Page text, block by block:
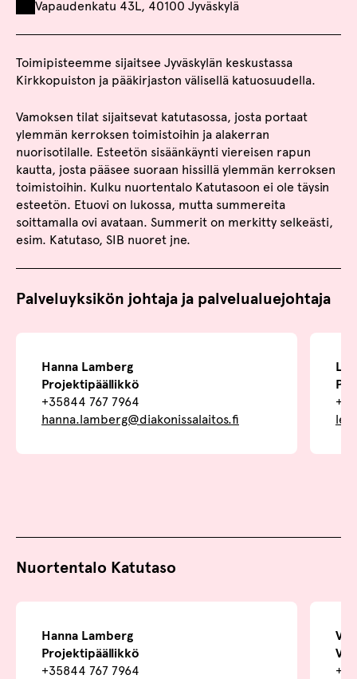
Vapaudenkatu 43L, 40100 Jyväskylä
Toimipisteemme sijaitsee Jyväskylän keskustassa
Kirkkopuiston ja pääkirjaston välisellä katuosuudella.
Vamoksen tilat sijaitsevat katutasossa, josta portaat
ylemmän kerroksen toimistoihin ja alakerran
nuorisotilalle. Esteetön sisäänkäynti viereisen rapun
kautta, josta pääsee suoraan hissillä ylemmän kerroksen
toimistoihin. Kulku nuortentalo Katutasoon ei ole täysin
esteetön. Etuovi on lukossa, mutta summereita
soittamalla ovi avataan. Summerit on merkitty selkeästi,
esim. Katutaso, SIB nuoret jne.
Palveluyksikön johtaja ja palvelualuejohtaja
Hanna Lamberg
Projektipäällikkö
+35844 767 7964
hanna.lamberg@diakonissalaitos.fi
Nuortentalo Katutaso
Hanna Lamberg
Projektipäällikkö
+35844 767 7964